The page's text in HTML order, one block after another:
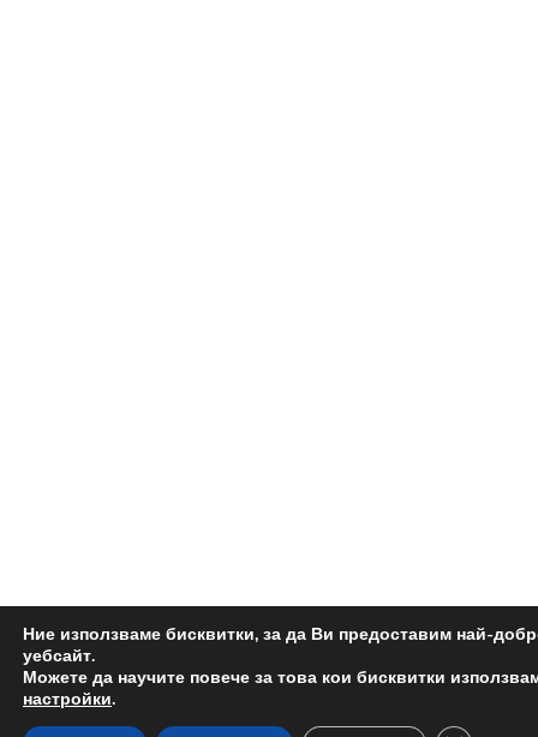
Ние използваме бисквитки, за да Ви предоставим най-
уебсайт.
Можете да научите повече за това кои бисквитки
настройки.